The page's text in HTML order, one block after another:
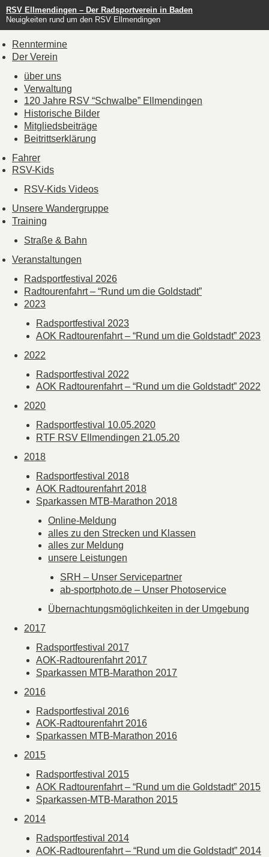
RSV Ellmendingen – Der Radsportverein in Baden
Neuigkeiten rund um den RSV Ellmendingen
Renntermine
Der Verein
über uns
Verwaltung
120 Jahre RSV “Schwalbe” Ellmendingen
Historische Bilder
Mitgliedsbeiträge
Beitrittserklärung
Fahrer
RSV-Kids
RSV-Kids Videos
Unsere Wandergruppe
Training
Straße & Bahn
Veranstaltungen
Radsportfestival 2026
Radtourenfahrt – “Rund um die Goldstadt”
2023
Radsportfestival 2023
AOK Radtourenfahrt – “Rund um die Goldstadt” 2023
2022
Radsportfestival 2022
AOK Radtourenfahrt – “Rund um die Goldstadt” 2022
2020
Radsportfestival 10.05.2020
RTF RSV Ellmendingen 21.05.20
2018
Radsportfestival 2018
AOK Radtourenfahrt 2018
Sparkassen MTB-Marathon 2018
Online-Meldung
alles zu den Strecken und Klassen
alles zur Meldung
unsere Leistungen
SRH – Unser Servicepartner
ab-sportphoto.de – Unser Photoservice
Übernachtungsmöglichkeiten in der Umgebung
2017
Radsportfestival 2017
AOK-Radtourenfahrt 2017
Sparkassen MTB-Marathon 2017
2016
Radsportfestival 2016
AOK-Radtourenfahrt 2016
Sparkassen MTB-Marathon 2016
2015
Radsportfestival 2015
AOK Radtourenfahrt – “Rund um die Goldstadt” 2015
Sparkassen-MTB-Marathon 2015
2014
Radsportfestival 2014
AOK-Radtourenfahrt – “Rund um die Goldstadt” 2014